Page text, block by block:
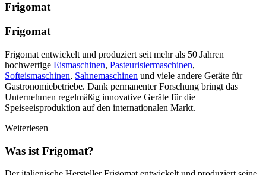
Frigomat
Frigomat
Frigomat entwickelt und produziert seit mehr als 50 Jahren
hochwertige Eismaschinen, Pasteurisiermaschinen,
Softeismaschinen, Sahnemaschinen und viele andere Geräte für
Gastronomiebetriebe. Dank permanenter Forschung bringt das
Unternehmen regelmäßig innovative Geräte für die
Speiseeisproduktion auf den internationalen Markt.
Weiterlesen
Was ist Frigomat?